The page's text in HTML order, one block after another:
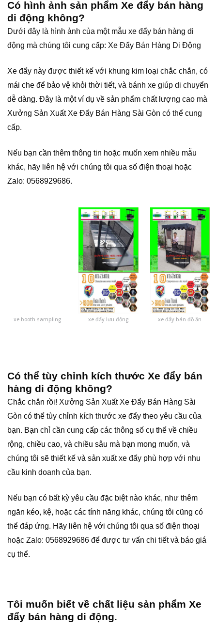
Có hình ảnh sản phẩm Xe đẩy bán hàng
di động không?
Dưới đây là hình ảnh của một mẫu xe đẩy bán hàng di
động mà chúng tôi cung cấp: Xe Đẩy Bán Hàng Di Động
Xe đẩy này được thiết kế với khung kim loại chắc chắn, có
mái che để bảo vệ khỏi thời tiết, và bánh xe giúp di chuyển
dễ dàng. Đây là một ví dụ về sản phẩm chất lượng cao mà
Xưởng Sản Xuất Xe Đẩy Bán Hàng Sài Gòn có thể cung
cấp.
Nếu bạn cần thêm thông tin hoặc muốn xem nhiều mẫu
khác, hãy liên hệ với chúng tôi qua số điện thoại hoặc
Zalo: 0568929686.
xe booth sampling xe đẩy lưu động xe đẩy bán đồ ăn
Có thể tùy chỉnh kích thước Xe đẩy bán
hàng di động không?
Chắc chắn rồi! Xưởng Sản Xuất Xe Đẩy Bán Hàng Sài
Gòn có thể tùy chỉnh kích thước xe đẩy theo yêu cầu của
bạn. Bạn chỉ cần cung cấp các thông số cụ thể về chiều
rộng, chiều cao, và chiều sâu mà bạn mong muốn, và
chúng tôi sẽ thiết kế và sản xuất xe đẩy phù hợp với nhu
cầu kinh doanh của bạn.
Nếu bạn có bất kỳ yêu cầu đặc biệt nào khác, như thêm
ngăn kéo, kệ, hoặc các tính năng khác, chúng tôi cũng có
thể đáp ứng. Hãy liên hệ với chúng tôi qua số điện thoại
hoặc Zalo: 0568929686 để được tư vấn chi tiết và báo giá
cụ thể.
Tôi muốn biết về chất liệu sản phẩm Xe
đẩy bán hàng di động.